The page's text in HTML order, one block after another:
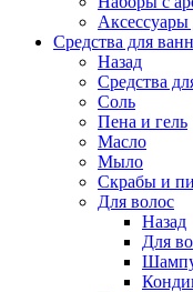
Аксессуары
Средства для
Назад
Средства
Соль
Пена и гель
Масло
Мыло
Скрабы и
Для волос
Назад
Для